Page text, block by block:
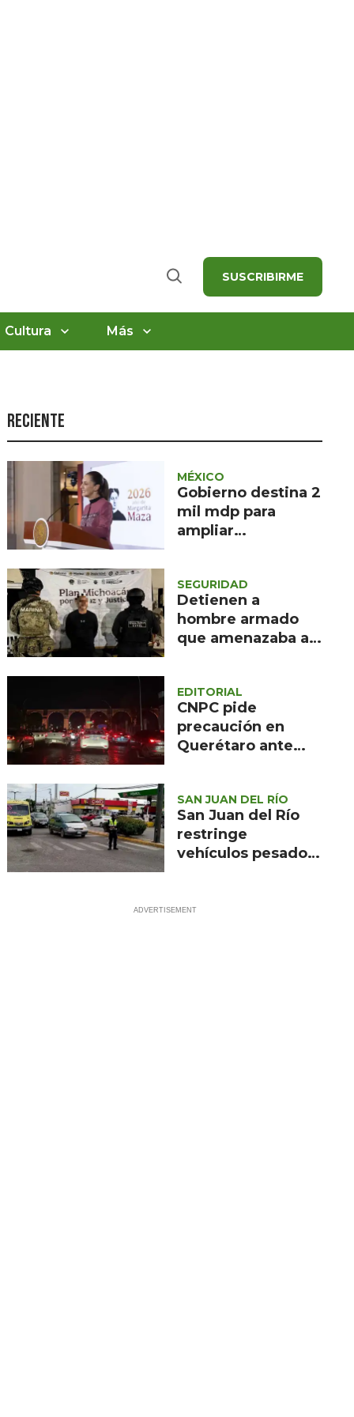
Buscar SUSCRIBIRME
Cultura Más
Política
Asuntos Sociales
Estilo de vida
Reciente
MÉXICO
Gobierno destina 2
mil mdp para
ampliar
Quintana Roo
SEGURIDAD
Detienen a
hombre armado
que amenazaba a
EDITORIAL
CNPC pide
precaución en
Querétaro ante
SAN JUAN DEL RÍO
San Juan del Río
restringe
vehículos pesados